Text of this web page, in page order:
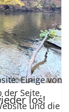
los!
Einige von
der Seite,
und die